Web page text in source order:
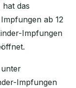
das
ab 12
Impfungen
Impfungen